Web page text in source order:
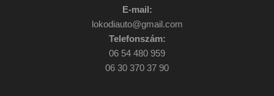
E-mail:
lokodiauto@gmail.com
Telefonszám:
06 54 480 959
06 30 370 37 90